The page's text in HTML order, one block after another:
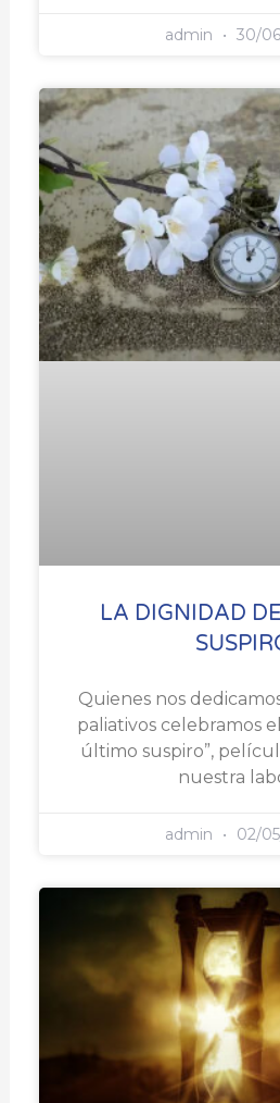
admin 30/
LA DIGNIDAD
Quienes nos
paliativos celebramos
último suspiro”,
nuestra
admin 02/